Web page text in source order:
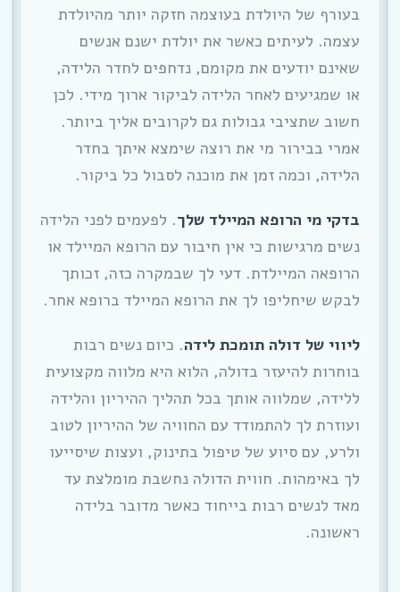
בעורף של היולדת בעוצמה חזקה יותר מהיולדת
עצמה. לעיתים כאשר את יולדת ישנם אנשים
שאינם יודעים את מקומם, נדחפים לחדר הלידה,
או שמגיעים לאחר הלידה לביקור ארוך מידי. לכן
חשוב שתציבי גבולות גם לקרובים אליך ביותר.
אמרי בבירור מי את רוצה שימצא איתך בחדר
הלידה, וכמה זמן את מוכנה לסבול כל ביקור.
בדקי מי הרופא המיילד שלך. לפעמים לפני הלידה
נשים מרגישות כי אין חיבור עם הרופא המיילד או
הרופאה המיילדת. דעי לך שבמקרה כזה, זכותך
לבקש שיחליפו לך את הרופא המיילד ברופא אחר.
ליווי של דולה תומכת לידה. כיום נשים רבות
בוחרות להיעזר בדולה, הלוא היא מלווה מקצועית
ללידה, שמלווה אותך בכל תהליך ההיריון והלידה
ועוזרת לך להתמודד עם החוויה של ההיריון לטוב
ולרע, עם סיוע של טיפול בתינוק, ועצות שיסייעו
לך באימהות. חווית הדולה נחשבת מומלצת עד
מאד לנשים רבות בייחוד כאשר מדובר בלידה
ראשונה.